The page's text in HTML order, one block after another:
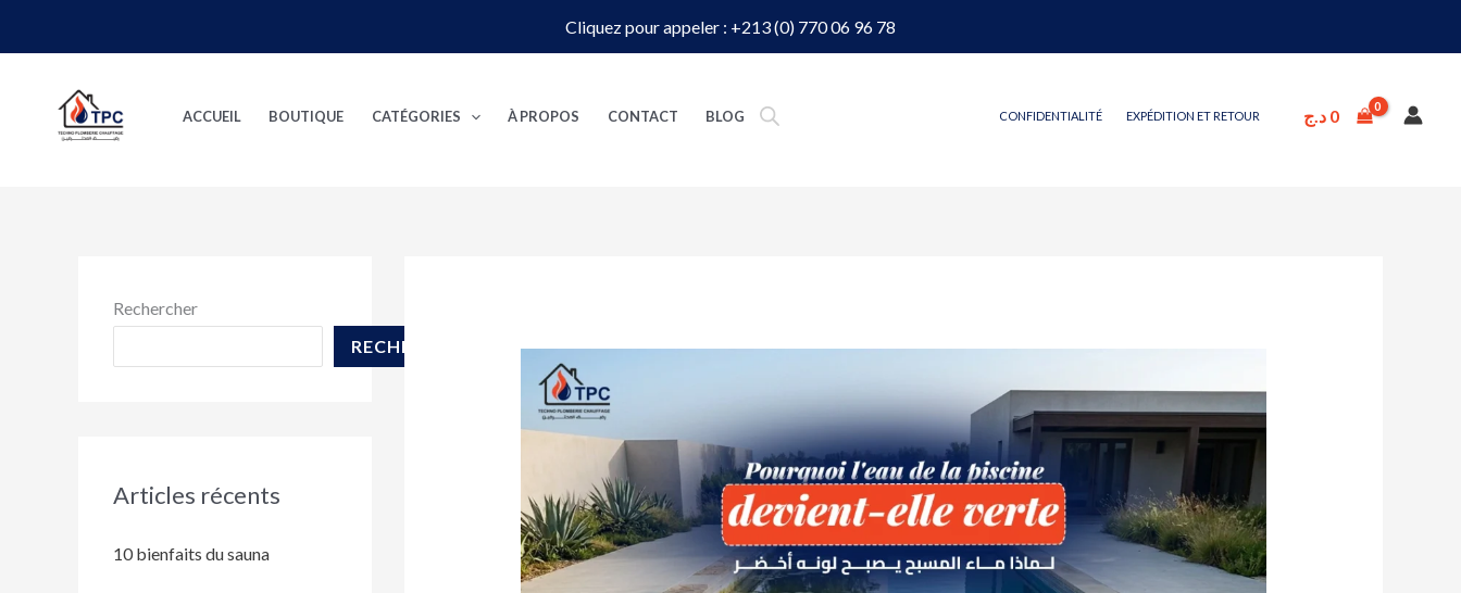
Cliquez pour appeler : +213 (0) 770 06 96 78
ACCUEIL BOUTIQUE CATÉGORIES À PROPOS CONTACT BLOG CONFIDENTIALITÉ EXPÉDITION ET RETOUR 0 د.ج
Rechercher
RECHERCHER
Articles récents
10 bienfaits du sauna